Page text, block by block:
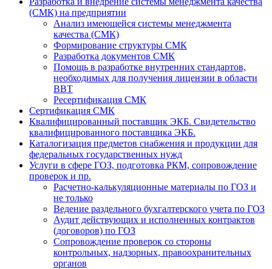
(СМК) на предприятии
Анализ имеющейся системы менеджмента
качества (СМК)
Формирование структуры СМК
Разработка документов СМК
Помощь в разработке внутренних стандартов,
необходимых для получения лицензии в области
ВВТ
Ресертификация СМК
Сертификация СМК
Квалифицированный поставщик ЭКБ. Свидетельство
квалифицированного поставщика ЭКБ.
Каталогизация предметов снабжения и продукции для
федеральных государственных нужд
Услуги в сфере ГОЗ, подготовка РКМ, сопровождение
проверок и пр.
Расчетно-калькуляционные материалы по ГОЗ и
не только
Ведение раздельного бухгалтерского учета по ГОЗ
Аудит действующих и исполненных контрактов
(договоров) по ГОЗ
Cопровождение проверок со стороны
контрольных, надзорных, правоохранительных
органов